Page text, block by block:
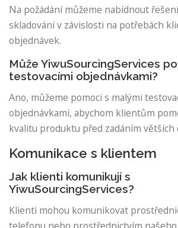
Na požádání můžeme nabídnout
skladování v závislosti na potřebách
objednávek.
Může YiwuSourcingServices
testovacími objednávkami?
Ano, můžeme pomoci s malými
objednávkami, abychom klientům
kvalitu produktu před zadáním větších
Komunikace s klientem
Jak klienti komunikují s
YiwuSourcingServices?
Klienti mohou komunikovat